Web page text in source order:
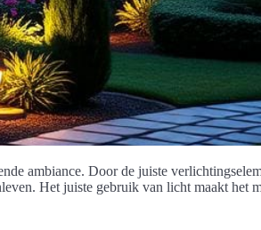
ambiance. Door de juiste
Het juiste gebruik van licht maakt het